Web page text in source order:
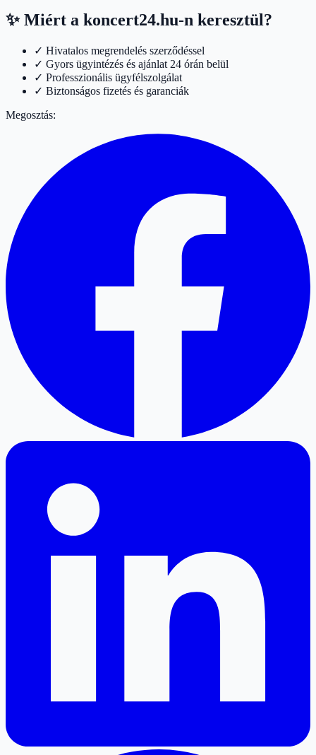
✨ Miért a koncert24.hu-n keresztül?
✓ Hivatalos megrendelés szerződéssel
✓ Gyors ügyintézés és ajánlat 24 órán belül
✓ Professzionális ügyfélszolgálat
✓ Biztonságos fizetés és garanciák
Megosztás: